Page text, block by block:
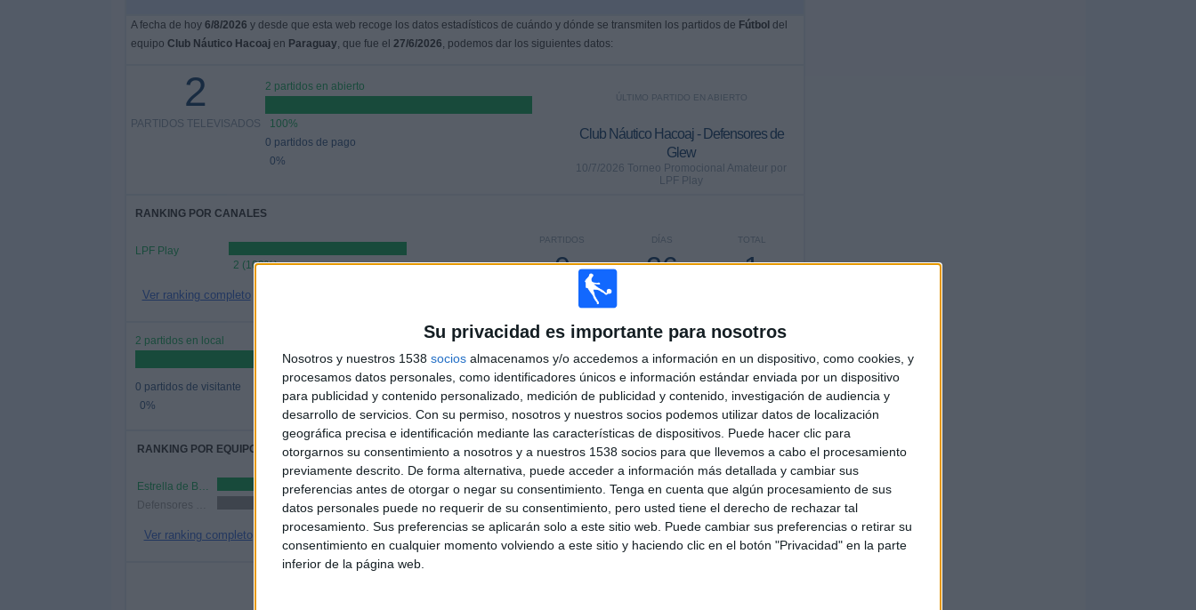
Su privacidad es importante para nosotros
Nosotros y nuestros 1538 socios almacenamos y/o accedemos a información en un dispositivo, como cookies, y
procesamos datos personales, como identificadores únicos e información estándar enviada por un dispositivo
para publicidad y contenido personalizado, medición de publicidad y contenido, investigación de audiencia y
desarrollo de servicios. Con su permiso, nosotros y nuestros socios podemos utilizar datos de localización
geográfica precisa e identificación mediante las características de dispositivos. Puede hacer clic para
otorgarnos su consentimiento a nosotros y a nuestros 1538 socios para que llevemos a cabo el procesamiento
previamente descrito. De forma alternativa, puede acceder a información más detallada y cambiar sus
preferencias antes de otorgar o negar su consentimiento. Tenga en cuenta que algún procesamiento de sus
datos personales puede no requerir de su consentimiento, pero usted tiene el derecho de rechazar tal
procesamiento. Sus preferencias se aplicarán solo a este sitio web. Puede cambiar sus preferencias o retirar su
consentimiento en cualquier momento volviendo a este sitio y haciendo clic en el botón "Privacidad" en la parte
inferior de la página web.
A fecha de hoy 6/8/2026 y desde que esta web recoge los datos estadísticos de cuándo y dónde se transmiten los partidos de Fútbol del
equipo Club Náutico Hacoaj en Paraguay, que fue el 27/6/2026, podemos dar los siguientes datos:
2
PARTIDOS TELEVISADOS
2 partidos en abierto
100%
0 partidos de pago
0%
ÚLTIMO PARTIDO EN ABIERTO
Club Náutico Hacoaj - Defensores de
Glew
10/7/2026 Torneo Promocional Amateur por
LPF Play
RANKING POR CANALES
LPF Play
2 (100%)
Ver ranking completo
TOTAL
1
DÍAS
26
PARTIDOS
0
CONSECUTIVOS
DE PAGO
2 partidos en local
100%
0 partidos de visitante
0%
2
RIVALES
1
VS Estrella de
Berisso
1
COMPETICIONES
RANKING POR EQUIPOS
Estrella de Berisso
1 (50%)
1 (50%)
Ver ranking completo
RANKING POR COMPETICIONES
Torneo Promocional Amateur 2 (100%)
Ver ranking completo